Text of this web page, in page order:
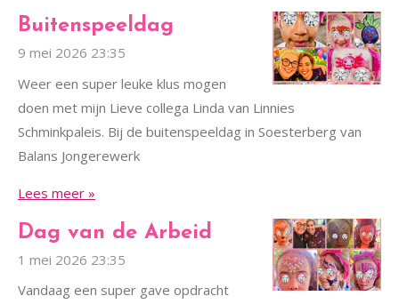
Buitenspeeldag
9 mei 2026 23:35
Weer een super leuke klus mogen
doen met mijn Lieve collega Linda van Linnies
Schminkpaleis. Bij de buitenspeeldag in Soesterberg van
Balans Jongerewerk
Lees meer »
Dag van de Arbeid
1 mei 2026 23:35
Vandaag een super gave opdracht